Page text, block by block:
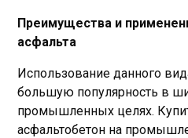
Преимущества и
асфальта
Использование данного
большую популярность в
промышленных целях.
асфальтобетон на